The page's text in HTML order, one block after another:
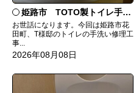
姫路市 TOTO製トイレ手洗いの水漏れ修理
お世話になります。今回は姫路市花
田町、T様邸のトイレの手洗い修理工
事...
2026年08月08日